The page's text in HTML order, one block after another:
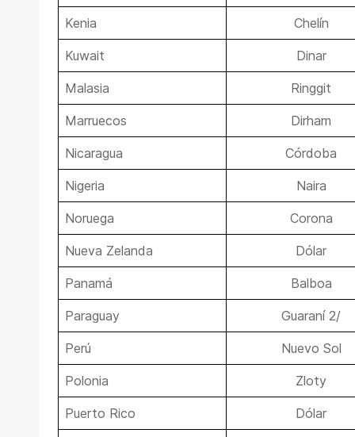
Kenia Chelín
Kuwait Dinar
Malasia Ringgit
Marruecos Dirham
Nicaragua Córdoba
Nigeria Naira
Noruega Corona
Nueva Zelanda Dólar
Panamá Balboa
Paraguay Guaraní 2/
Perú Nuevo Sol
Polonia Zloty
Puerto Rico Dólar